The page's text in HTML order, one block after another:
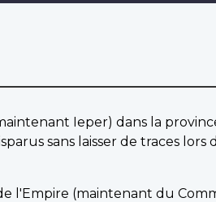
Ieper) dans la
sans laisser de traces lors
l'Empire (maintenant du